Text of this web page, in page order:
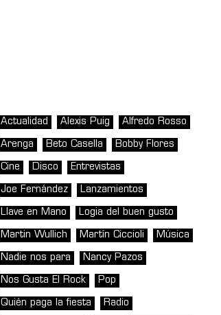
Actualidad Alexis Puig Alfredo Rosso
Arenga Beto Casella Bobby Flores
Cine Disco Entrevistas
Joe Fernández Lanzamientos
Llave en Mano Logia del buen gusto
Martin Wullich Martín Ciccioli Música
Nadie nos para Nancy Pazos
Nos Gusta El Rock Pop
Quién paga la fiesta Radio